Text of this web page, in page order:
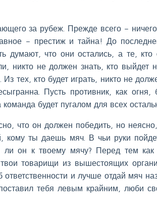
за рубеж. Прежде всего –
– престиж и тайна! До
думают, что они остались, а те, кто
никто не должен знать, кто выйдет
тех, кто будет играть, никто не
Пусть противник, как
будет пугалом для всех
что он должен победить, но неясно,
кому ты даешь мяч. В чьи руки
ли он к твоему мячу? Перед тем как
товарищи из вышестоящих
ответственности и лучше отдай мяч
тебя левым крайним, люби